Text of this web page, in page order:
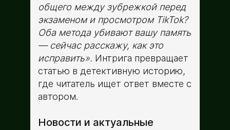
общего между зубрежкой перед
экзаменом и просмотром TikTok?
Оба метода убивают вашу память
— сейчас расскажу, как это
исправить». Интрига превращает
статью в детективную историю,
где читатель ищет ответ вместе с
автором.
Новости и актуальные